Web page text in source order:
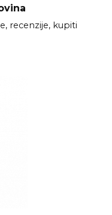
recenzije, kupiti